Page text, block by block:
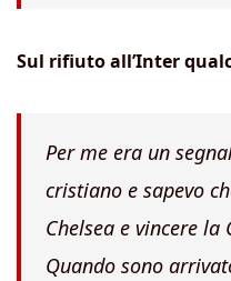
Sul rifiuto all’Inter
Per me era un
cristiano e sapevo
Chelsea e vincere
Quando sono